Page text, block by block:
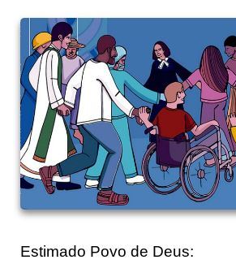
Estimado Povo de Deus: